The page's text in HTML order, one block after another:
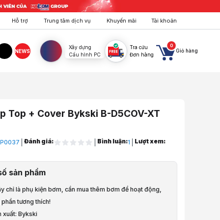
Hỗ trợ Trung tâm dịch vụ Khuyến mãi Tài khoản
TikTok
NEWS
Xây dựng
Cấu hình PC
Tra cứu
Đơn hàng
0
Giỏ hàng
Top + Cover Bykski B-D5COV-XT
nhiệt nước
+ Cover Bykski B-D5COV-XT Black.
video sản phẩm
+ Cover Bykski B-D5COV-XT Black.
899.000 VND
Đánh giá: Bình luận:1
Lượt xem:
sản phẩm
chỉ là phụ kiện bơm, cần mua thêm bơm để hoạt động,
tương thích!
xuất: Bykski